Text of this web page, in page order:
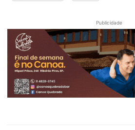
Publicidade